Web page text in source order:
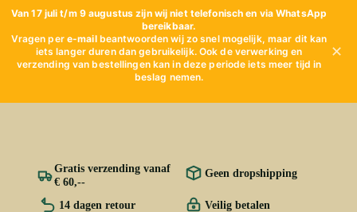
Van 17 juli t/m 9 augustus zijn wij niet telefonisch en via WhatsApp
bereikbaar.
Vragen per e-mailbeantwoorden wij zo snel mogelijk, maar dit kan
iets langer duren dan gebruikelijk. Ook de verwerking en
verzending van bestellingen kan in deze periode iets meer tijd in
beslag nemen.
✕
Gratis verzending vanaf
€ 60,--
Geen dropshipping
14 dagen retour Veilig betalen